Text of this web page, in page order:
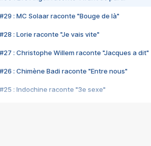
#29 : MC Solaar raconte "Bouge de là"
#28 : Lorie raconte "Je vais vite"
#27 : Christophe Willem raconte "Jacques a dit"
#26 : Chimène Badi raconte "Entre nous"
#25 : Indochine raconte "3e sexe"